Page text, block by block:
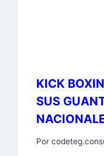
KICK
SUS
Por